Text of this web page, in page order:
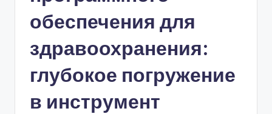
A
обеспечения для
здравоохранения:
глубокое погружение
в инструмент